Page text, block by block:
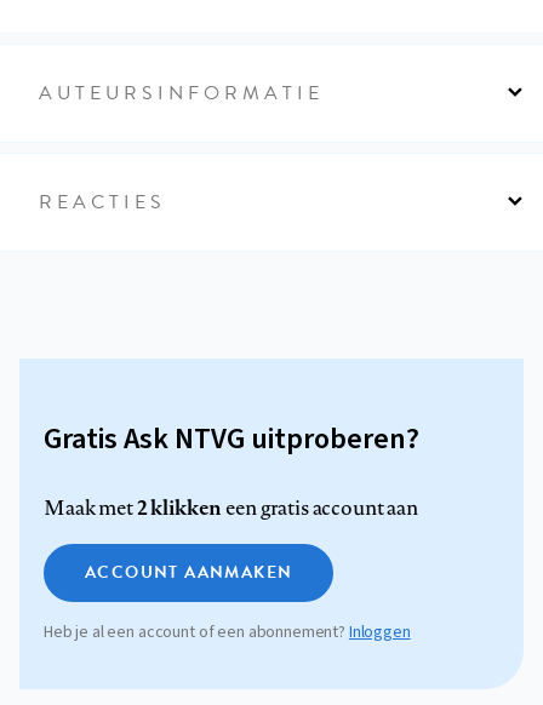
AUTEURSINFORMATIE
REACTIES
Gratis Ask NTVG uitproberen?
Maak met2 klikkeneen gratis account aan
ACCOUNT AANMAKEN
Heb je al een account of een abonnement? Inloggen